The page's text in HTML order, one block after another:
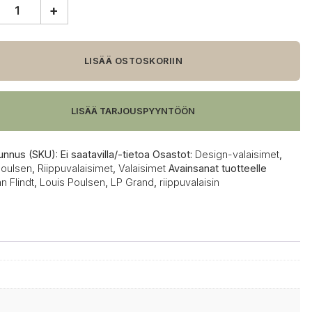
+
LISÄÄ OSTOSKORIIN
LISÄÄ TARJOUSPYYNTÖÖN
(SKU): Ei saatavilla/-tietoa Osastot: Design-valaisimet,
Riippuvalaisimet, Valaisimet Avainsanat tuotteelle
Flindt, Louis Poulsen LP Grand riippuvalaisin